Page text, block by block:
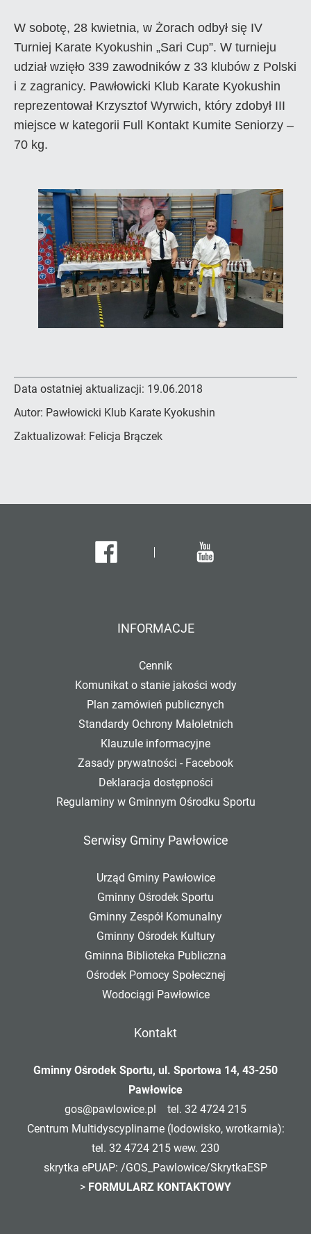
W sobotę, 28 kwietnia, w Żorach odbył się IV
Turniej Karate Kyokushin „Sari Cup”. W turnieju
udział wzięło 339 zawodników z 33 klubów z Polski
i z zagranicy. Pawłowicki Klub Karate Kyokushin
reprezentował Krzysztof Wyrwich, który zdobył III
miejsce w kategorii Full Kontakt Kumite Seniorzy –
70 kg.
Data ostatniej aktualizacji: 19.06.2018
Autor: Pawłowicki Klub Karate Kyokushin
Zaktualizował: Felicja Brączek
Facebook Youtube
INFORMACJE
Cennik
Komunikat o stanie jakości wody
Plan zamówień publicznych
Standardy Ochrony Małoletnich
Klauzule informacyjne
Zasady prywatności - Facebook
Deklaracja dostępności
Regulaminy w Gminnym Ośrodku Sportu
Serwisy Gminy Pawłowice
Urząd Gminy Pawłowice
Gminny Ośrodek Sportu
Gminny Zespół Komunalny
Gminny Ośrodek Kultury
Gminna Biblioteka Publiczna
Ośrodek Pomocy Społecznej
Wodociągi Pawłowice
Kontakt
Gminny Ośrodek Sportu, ul. Sportowa 14, 43-250
Pawłowice
gos@pawlowice.pl
tel. 32 4724 215
Centrum Multidyscyplinarne (lodowisko, wrotkarnia):
tel. 32 4724 215 wew. 230
skrytka ePUAP: /GOS_Pawlowice/SkrytkaESP
> FORMULARZ KONTAKTOWY